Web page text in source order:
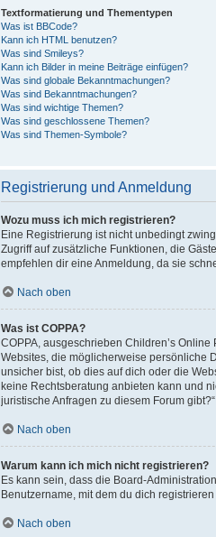
Textformatierung und Thementypen
Was ist BBCode?
Kann ich HTML benutzen?
Was sind Smileys?
Kann ich Bilder in meine Beiträge einfügen?
Was sind globale Bekanntmachungen?
Was sind Bekanntmachungen?
Was sind wichtige Themen?
Was sind geschlossene Themen?
Was sind Themen-Symbole?
Registrierung und Anmeldung
Wozu muss ich mich registrieren?
Eine Registrierung ist nicht unbedingt
Zugriff auf zusätzliche Funktionen, die
empfehlen dir eine Anmeldung, da sie
Nach oben
Was ist COPPA?
COPPA, ausgeschrieben Children’s
Websites, die möglicherweise persönliche
unsicher bist, ob dies auf dich oder die
keine Rechtsberatung anbieten kann und
juristische Anfragen zu diesem Forum
Nach oben
Warum kann ich mich nicht registrieren?
Es kann sein, dass die Board-
Benutzername, mit dem du dich
Nach oben